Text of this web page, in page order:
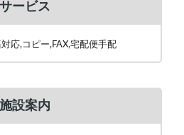
サービス
応,コピー,FAX,宅配便手配
施設案内